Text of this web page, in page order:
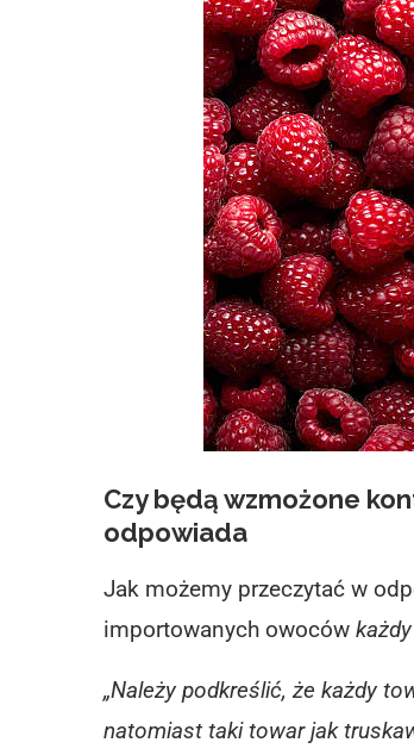
Czy będą wzmożone
odpowiada
Jak możemy przeczytać w
importowanych owoców
„Należy podkreślić, że każdy
natomiast taki towar jak